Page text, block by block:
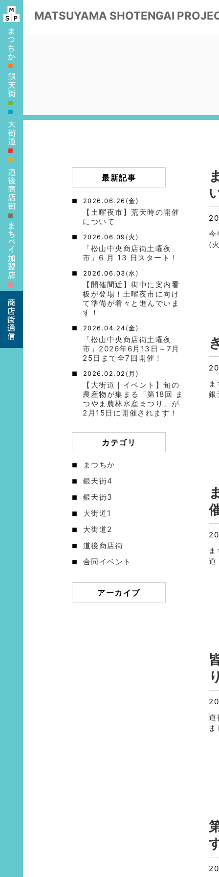
MATSUYAMA SHOTENGAI
■
■
■
■
■
■
■
今
(
銀
道
道
最新記事
2026.06.26(金)
【土曜夜市】荒天時の開催
について
2026.06.09(火)
「松山中央商店街土曜夜
市」6 月 13 日スタート！
2026.06.03(水)
【開催間近】街中に案内看
板が登場！土曜夜市に向け
て準備が着々と進んでいま
す！
2026.04.24(金)
「松山中央商店街土曜夜
市」2026年6月13日～7月
25日まで全7回開催！
2026.02.02(月)
【大街道｜イベント】旬の
農産物が集まる「第18回 ま
つやま農林水産まつり」が
2月15日に開催されます！
カテゴリ
まつちか
銀天街4
銀天街3
大街道1
大街道2
道後商店街
合同イベント
アーカイブ